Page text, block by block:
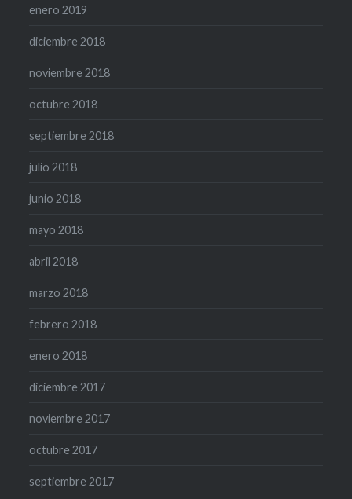
enero 2019
diciembre 2018
noviembre 2018
octubre 2018
septiembre 2018
julio 2018
junio 2018
mayo 2018
abril 2018
marzo 2018
febrero 2018
enero 2018
diciembre 2017
noviembre 2017
octubre 2017
septiembre 2017